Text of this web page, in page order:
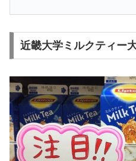
近畿大学ミルクティー